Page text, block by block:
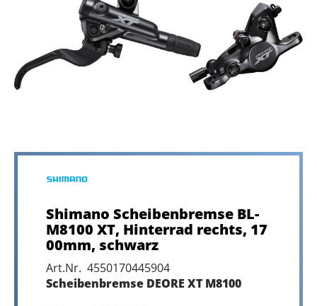
Shimano Scheibenbremse BL-
M8100 XT, Hinterrad rechts, 17
00mm, schwarz
Art.Nr. 4550170445904
Scheibenbremse DEORE XT M8100